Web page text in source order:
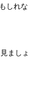
しれな
ましょ